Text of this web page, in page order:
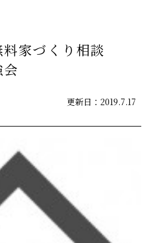
家づくり相談
更新日：2019.7.17